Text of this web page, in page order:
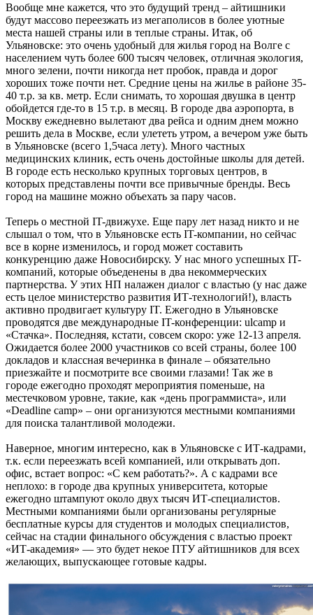
Вообще мне кажется, что это будущий тренд – айтишники
будут массово переезжать из мегаполисов в более уютные
места нашей страны или в теплые страны. Итак, об
Ульяновске: это очень удобный для жилья город на Волге с
населением чуть более 600 тысяч человек, отличная экология,
много зелени, почти никогда нет пробок, правда и дорог
хороших тоже почти нет. Средние цены на жилье в районе 35-
40 т.р. за кв. метр. Если снимать, то хорошая двушка в центр
обойдется где-то в 15 т.р. в месяц. В городе два аэропорта, в
Москву ежедневно вылетают два рейса и одним днем можно
решить дела в Москве, если улететь утром, а вечером уже быть
в Ульяновске (всего 1,5часа лету). Много частных
медицинских клиник, есть очень достойные школы для детей.
В городе есть несколько крупных торговых центров, в
которых представлены почти все привычные бренды. Весь
город на машине можно объехать за пару часов.
Теперь о местной IT-движухе. Еще пару лет назад никто и не
слышал о том, что в Ульяновске есть IT-компании, но сейчас
все в корне изменилось, и город может составить
конкуренцию даже Новосибирску. У нас много успешных IT-
компаний, которые объеденены в два некоммерческих
партнерства. У этих НП налажен диалог с властью (у нас даже
есть целое министерство развития ИТ-технологий!), власть
активно продвигает культуру IT. Ежегодно в Ульяновске
проводятся две международные IT-конференции: ulсamp и
«Стачка». Последняя, кстати, совсем скоро: уже 12-13 апреля.
Ожидается более 2000 участников со всей страны, более 100
докладов и классная вечеринка в финале – обязательно
приезжайте и посмотрите все своими глазами! Так же в
городе ежегодно проходят мероприятия поменьше, на
местечковом уровне, такие, как «день программиста», или
«Deadline camp» – они организуются местными компаниями
для поиска талантливой молодежи.
Наверное, многим интересно, как в Ульяновске с ИТ-кадрами,
т.к. если переезжать всей компанией, или открывать доп.
офис, встает вопрос: «С кем работать?». А с кадрами все
неплохо: в городе два крупных университета, которые
ежегодно штампуют около двух тысяч ИТ-специалистов.
Местными компаниями были организованы регулярные
бесплатные курсы для студентов и молодых специалистов,
сейчас на стадии финального обсуждения с властью проект
«ИТ-академия» — это будет некое ПТУ айтишников для всех
желающих, выпускающее готовые кадры.